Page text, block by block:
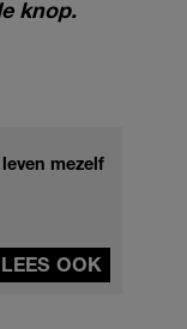
knop.
mezelf
LEES OOK